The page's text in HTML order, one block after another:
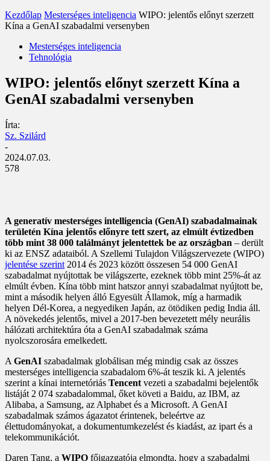
Kezdőlap Mesterséges inteligencia WIPO: jelentős előnyt szerzett
Kína a GenAI szabadalmi versenyben
Mesterséges inteligencia
Tehnológia
WIPO: jelentős előnyt szerzett Kína a
GenAI szabadalmi versenyben
Írta:
Sz. Szilárd
-
2024.07.03.
578
A generatív mesterséges intelligencia (GenAI) szabadalmainak
területén Kína jelentős előnyre tett szert, az elmúlt évtizedben
több mint 38 000 találmányt jelentettek be az országban – derült
ki az ENSZ adataiból. A Szellemi Tulajdon Világszervezete (WIPO)
jelentése szerint 2014 és 2023 között összesen 54 000 GenAI
szabadalmat nyújtottak be világszerte, ezeknek több mint 25%-át az
elmúlt évben. Kína több mint hatszor annyi szabadalmat nyújtott be,
mint a második helyen álló Egyesült Államok, míg a harmadik
helyen Dél-Korea, a negyediken Japán, az ötödiken pedig India áll.
A növekedés jelentős, mivel a 2017-ben bevezetett mély neurális
hálózati architektúra óta a GenAI szabadalmak száma
nyolcszorosára emelkedett.
A GenAI szabadalmak globálisan még mindig csak az összes
mesterséges intelligencia szabadalom 6%-át teszik ki. A jelentés
szerint a kínai internetóriás Tencent vezeti a szabadalmi bejelentők
listáját 2 074 szabadalommal, őket követi a Baidu, az IBM, az
Alibaba, a Samsung, az Alphabet és a Microsoft. A GenAI
szabadalmak számos ágazatot érintenek, beleértve az
élettudományokat, a dokumentumkezelést és kiadást, az ipart és a
telekommunikációt.
Daren Tang, a WIPO főigazgatója elmondta, hogy a szabadalmi